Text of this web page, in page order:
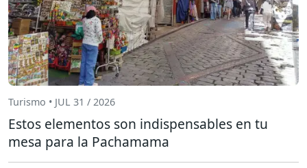
Turismo • JUL 31 / 2026
Estos elementos son indispensables en tu
mesa para la Pachamama